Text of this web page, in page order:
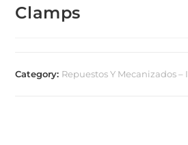
Clamps
Category: Repuestos Y Mecanizados